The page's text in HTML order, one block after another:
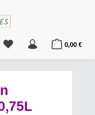
Du hast 0 Produkte
0,00 €